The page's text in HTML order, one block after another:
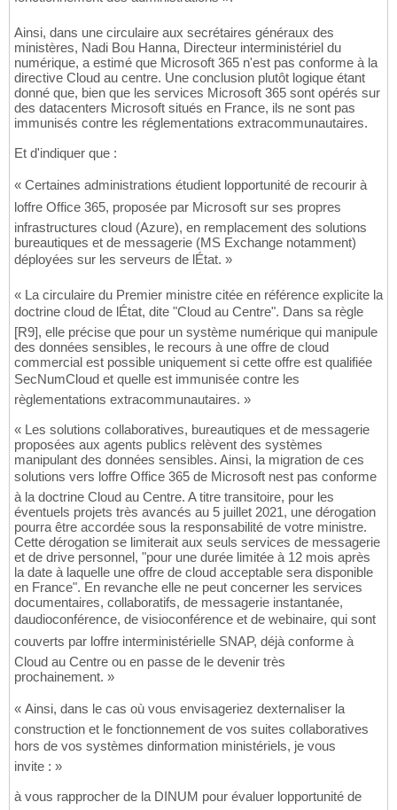
Ainsi, dans une circulaire aux secrétaires généraux des
ministères, Nadi Bou Hanna, Directeur interministériel du
numérique, a estimé que Microsoft 365 n'est pas conforme à la
directive Cloud au centre. Une conclusion plutôt logique étant
donné que, bien que les services Microsoft 365 sont opérés sur
des datacenters Microsoft situés en France, ils ne sont pas
immunisés contre les réglementations extracommunautaires.
Et d'indiquer que :
« Certaines administrations étudient lopportunité de recourir à
loffre Office 365, proposée par Microsoft sur ses propres
infrastructures cloud (Azure), en remplacement des solutions
bureautiques et de messagerie (MS Exchange notamment)
déployées sur les serveurs de lÉtat. »
« La circulaire du Premier ministre citée en référence explicite la
doctrine cloud de lÉtat, dite "Cloud au Centre". Dans sa règle
[R9], elle précise que pour un système numérique qui manipule
des données sensibles, le recours à une offre de cloud
commercial est possible uniquement si cette offre est qualifiée
SecNumCloud et quelle est immunisée contre les
règlementations extracommunautaires. »
« Les solutions collaboratives, bureautiques et de messagerie
proposées aux agents publics relèvent des systèmes
manipulant des données sensibles. Ainsi, la migration de ces
solutions vers loffre Office 365 de Microsoft nest pas conforme
à la doctrine Cloud au Centre. A titre transitoire, pour les
éventuels projets très avancés au 5 juillet 2021, une dérogation
pourra être accordée sous la responsabilité de votre ministre.
Cette dérogation se limiterait aux seuls services de messagerie
et de drive personnel, "pour une durée limitée à 12 mois après
la date à laquelle une offre de cloud acceptable sera disponible
en France". En revanche elle ne peut concerner les services
documentaires, collaboratifs, de messagerie instantanée,
daudioconférence, de visioconférence et de webinaire, qui sont
couverts par loffre interministérielle SNAP, déjà conforme à
Cloud au Centre ou en passe de le devenir très
prochainement. »
« Ainsi, dans le cas où vous envisageriez dexternaliser la
construction et le fonctionnement de vos suites collaboratives
hors de vos systèmes dinformation ministériels, je vous
invite : »
à vous rapprocher de la DINUM pour évaluer lopportunité de